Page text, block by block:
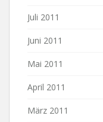
Juli 2011
Juni 2011
Mai 2011
April 2011
März 2011